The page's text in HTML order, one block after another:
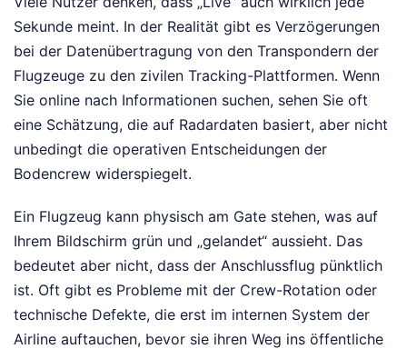
Sekunde meint. In der Realität gibt es Verzögerungen
bei der Datenübertragung von den Transpondern der
Flugzeuge zu den zivilen Tracking-Plattformen. Wenn
Sie online nach Informationen suchen, sehen Sie oft
eine Schätzung, die auf Radardaten basiert, aber nicht
unbedingt die operativen Entscheidungen der
Bodencrew widerspiegelt.
Ein Flugzeug kann physisch am Gate stehen, was auf
Ihrem Bildschirm grün und „gelandet“ aussieht. Das
bedeutet aber nicht, dass der Anschlussflug pünktlich
ist. Oft gibt es Probleme mit der Crew-Rotation oder
technische Defekte, die erst im internen System der
Airline auftauchen, bevor sie ihren Weg ins öffentliche